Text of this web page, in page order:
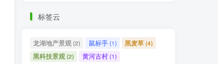
标签云
龙湖地产景观 (2) 鼠标手(1) 黑麦草(4)
黑科技景观(2) 黄河古村(1)